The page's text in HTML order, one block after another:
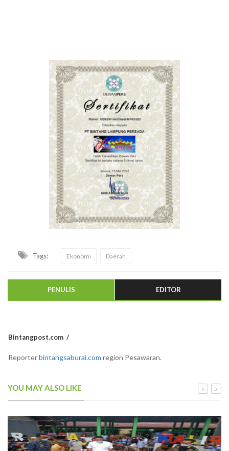
Tags: Ekonomi Daerah
PENULIS EDITOR
Bintangpost.com
Reporterbintangsaburai.com region Pesawaran.
YOU MAY ALSO LIKE